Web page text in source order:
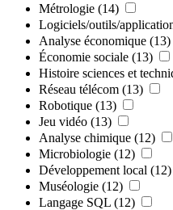
Métrologie (14)
Logiciels/outils/
Analyse économique (13)
Économie sociale (13)
Histoire sciences et
Réseau télécom (13)
Robotique (13)
Jeu vidéo (13)
Analyse chimique (12)
Microbiologie (12)
Développement local (12)
Muséologie (12)
Langage SQL (12)